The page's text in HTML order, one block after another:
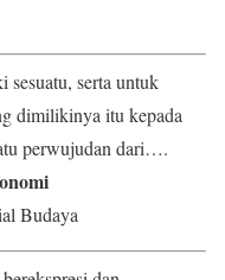
sesuatu, serta untuk
dimilikinya itu kepada
perwujudan dari….
Budaya